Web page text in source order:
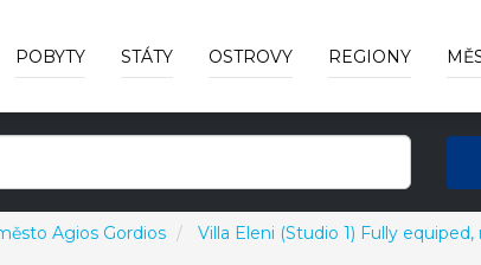
POBYTY STÁTY OSTROVY REGIONY
Agios Gordios Villa Eleni (Studio 1) Fully